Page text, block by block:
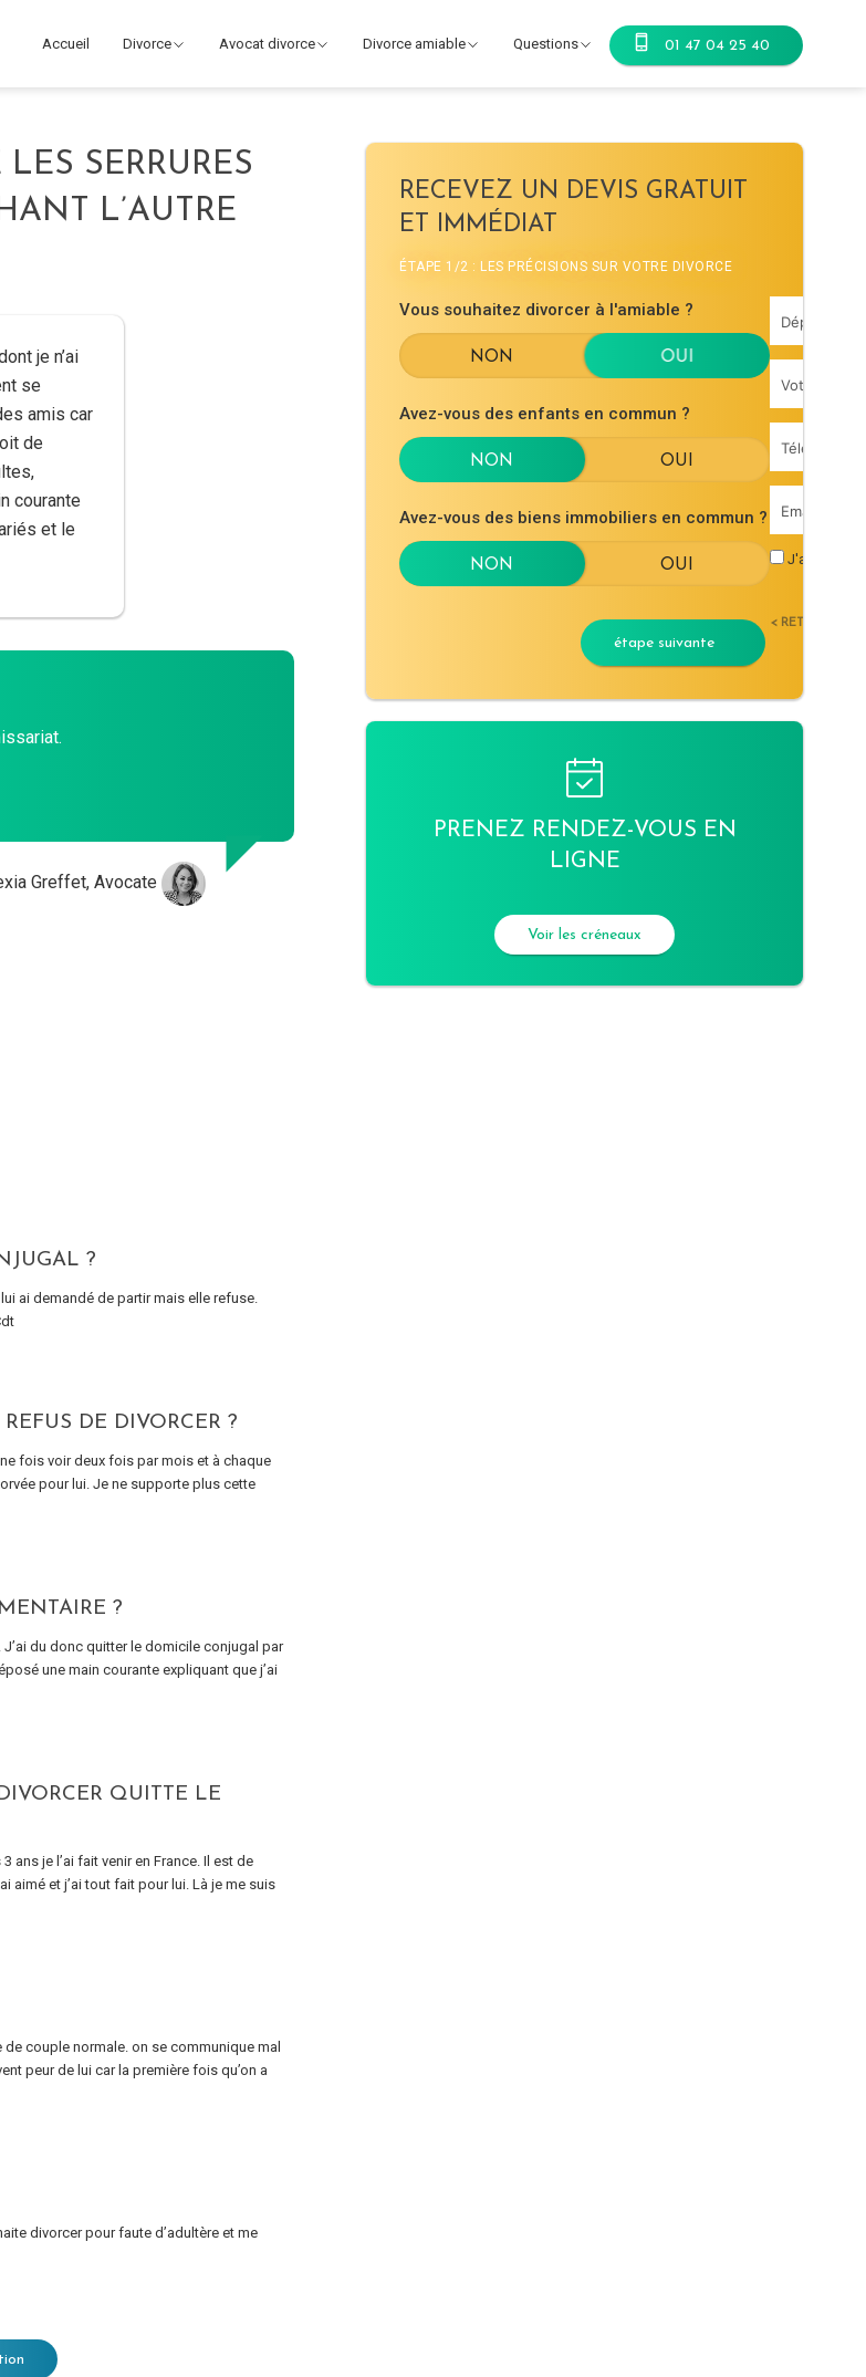
Accueil Divorce Avocat divorce Divorce amiable Questions 01 47 04 25 40
SERRURES
L’AUTRE
je n’ai
se
amis car
de
courante
et le
Greffet, Avocate
?
ai demandé de partir mais elle refuse.
DE DIVORCER ?
fois voir deux fois par mois et à chaque
pour lui. Je ne supporte plus cette
?
J’ai du donc quitter le domicile conjugal par
une main courante expliquant que j’ai
QUITTE LE
ans je l’ai fait venir en France. Il est de
aimé et j’ai tout fait pour lui. Là je me suis
de couple normale. on se communique mal
peur de lui car la première fois qu’on a
divorcer pour faute d’adultère et me
RECEVEZ UN DEVIS GRATUIT
ET IMMÉDIAT
ÉTAPE 1/2 : LES PRÉCISIONS SUR VOTRE DIVORCE
Vous souhaitez divorcer à l'amiable ?
Avez-vous des enfants en commun ?
Avez-vous des biens immobiliers en commun ?
étape suivante
J'accepte
< RETOUR
PRENEZ RENDEZ-VOUS EN
LIGNE
Voir les créneaux